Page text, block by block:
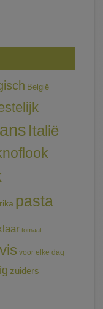
België
Italië
pasta
tomaat
vis voor elke dag
zuiders